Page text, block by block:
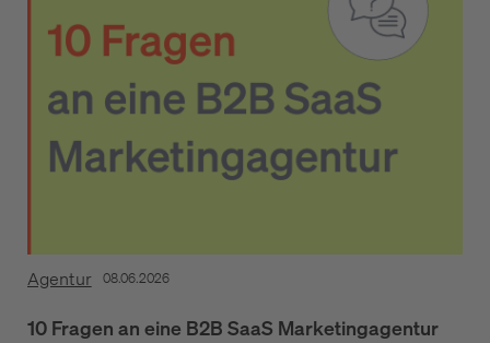
Agentur 08.06.2026
10 Fragen an eine B2B SaaS Marketingagentur